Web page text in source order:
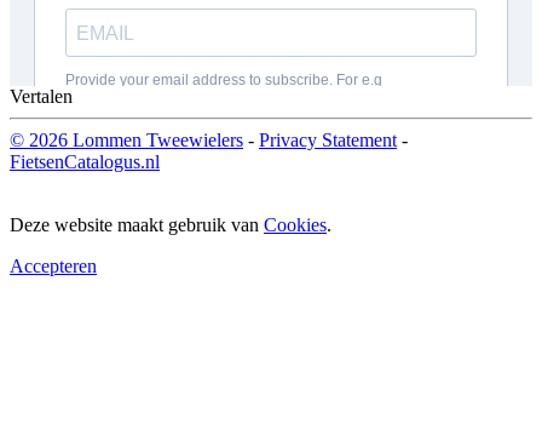
Vertalen
© 2026 Lommen Tweewielers - Privacy Statement -
FietsenCatalogus.nl
Deze website maakt gebruik van Cookies.
Accepteren